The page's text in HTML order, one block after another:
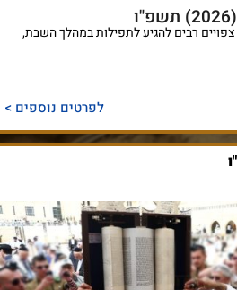
רבים להגיע לתפילות במהלך השבת,
לפרטים נוספים >